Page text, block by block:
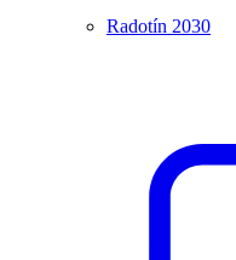
Radotín 2030